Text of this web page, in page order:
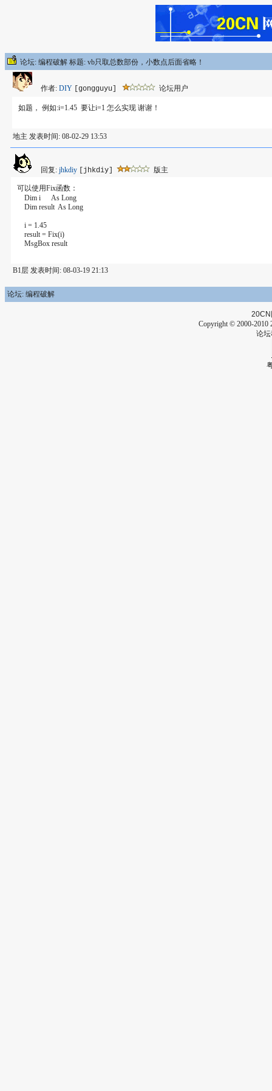
论坛: 编程破解 标题: vb只取总数部份，小数点后面省略！
作者: DIY [gongguyu] 论坛用户
如题， 例如:i=1.45 要让i=1 怎么实现 谢谢！
地主 发表时间: 08-02-29 13:53
回复: jhkdiy [jhkdiy] 版主
可以使用Fix函数：
Dim i As Long
Dim result As Long
i = 1.45
result = Fix(i)
MsgBox result
B1层 发表时间: 08-03-19 21:13
论坛: 编程破解
20CN
Copyright © 2000-2010
论